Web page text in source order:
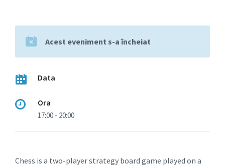
Acest eveniment s-a încheiat
Data
Ora
17:00 - 20:00
Chess is a two-player strategy board game played on a